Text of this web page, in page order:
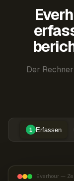
Der
1 Erfassen
Everhour —